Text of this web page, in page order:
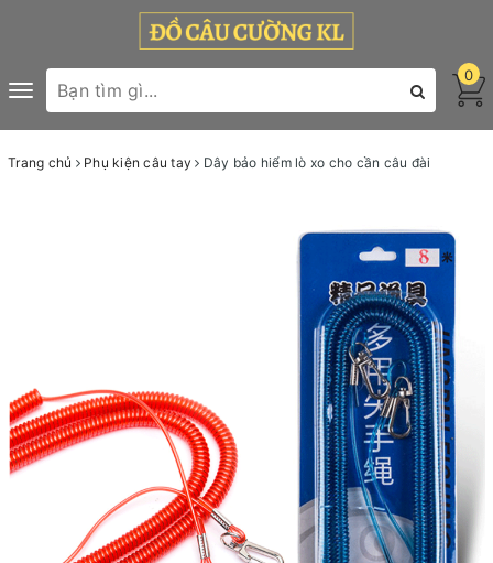
Toggle
navigation
0
Trang chủ Phụ kiện câu tay Dây bảo hiểm lò xo cho cần câu đài